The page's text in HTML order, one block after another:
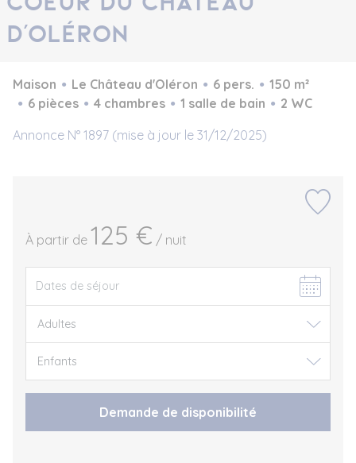
d'Oléron
Maison Le Château d'Oléron 6 pers.
150 m²
6 pièces
4 chambres 1 salle de bain
2 WC
Annonce N° 1897 (mise à jour le 31/12/2025)
À partir de 125 € / nuit
Demande de disponibilité